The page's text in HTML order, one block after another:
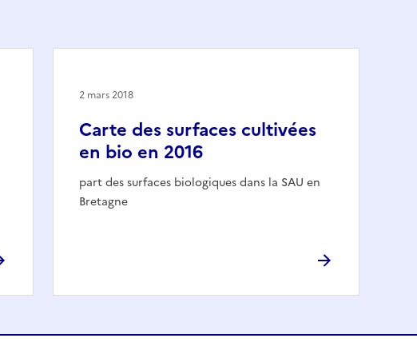
Carte des surfaces cultivées
en bio en 2016
part des surfaces biologiques dans la SAU en
Bretagne
2 mars 2018